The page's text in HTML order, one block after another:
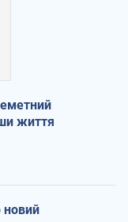
життя
новий